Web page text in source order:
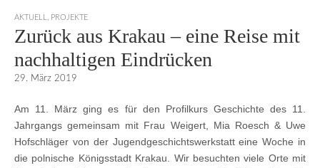
Martin-Buber-
Oberschule
AKTUELL PROJEKTE
Zurück aus Krakau – eine Reise mit
nachhaltigen Eindrücken
29. März 2019
Am 11. März ging es für den Profilkurs Geschichte des 11.
Jahrgangs gemeinsam mit Frau Weigert, Mia Roesch & Uwe
Hofschläger von der Jugendgeschichtswerkstatt eine Woche in
die polnische Königsstadt Krakau. Wir besuchten viele Orte mit